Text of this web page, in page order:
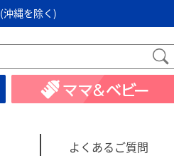
(沖縄を除く)
よくあるご質問